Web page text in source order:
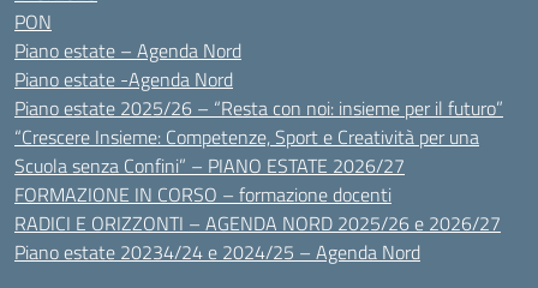
PON
Piano estate – Agenda Nord
Piano estate -Agenda Nord
Piano estate 2025/26 – “Resta con noi: insieme per il futuro”
“Crescere Insieme: Competenze, Sport e Creatività per una
Scuola senza Confini” – PIANO ESTATE 2026/27
FORMAZIONE IN CORSO – formazione docenti
RADICI E ORIZZONTI – AGENDA NORD 2025/26 e 2026/27
Piano estate 20234/24 e 2024/25 – Agenda Nord